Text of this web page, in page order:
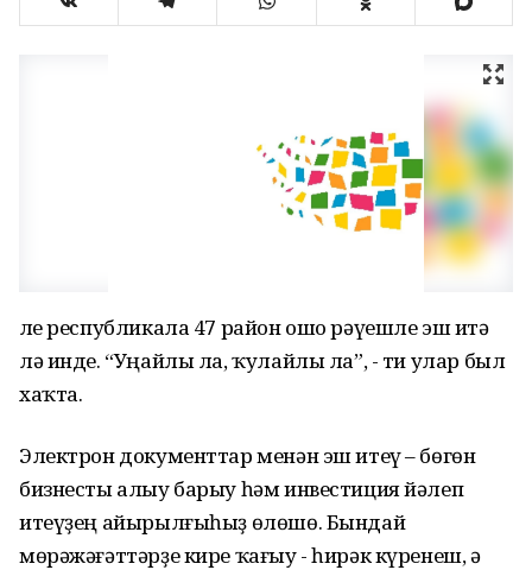
Әле республикала 47 район ошо рәүешле эш итә
лә инде. “Уңайлы ла, ҡулайлы ла”, - ти улар был
хаҡта.
Электрон документтар менән эш итеү – бөгөн
бизнесты алыу барыу һәм инвестиция йәлеп
итеүҙең айырылғыһыҙ өлөшө. Бындай
мөрәжәғәттәрҙе кире ҡағыу - һирәк күренеш, ә